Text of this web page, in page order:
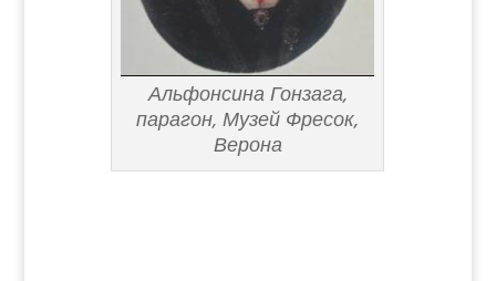
Альфонсина Гонзага,
парагон, Музей Фресок,
Верона